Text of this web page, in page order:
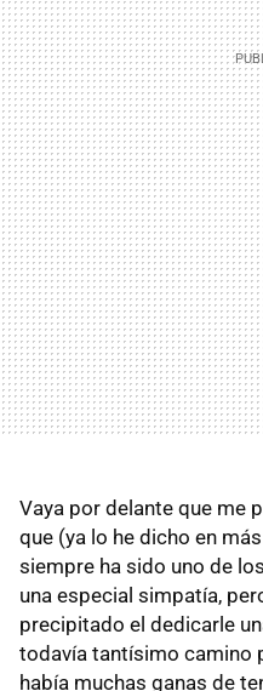
Vaya por delante que me
que (ya lo he dicho en
siempre ha sido uno de
una especial simpatía,
precipitado el dedicarle
todavía tantísimo camino
había muchas ganas de